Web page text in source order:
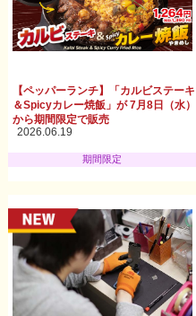
【ペッパーランチ】「カルビステーキ
＆Spicyカレー焼飯」が 7月8日（水）
から期間限定で販売
2026.06.19
期間限定